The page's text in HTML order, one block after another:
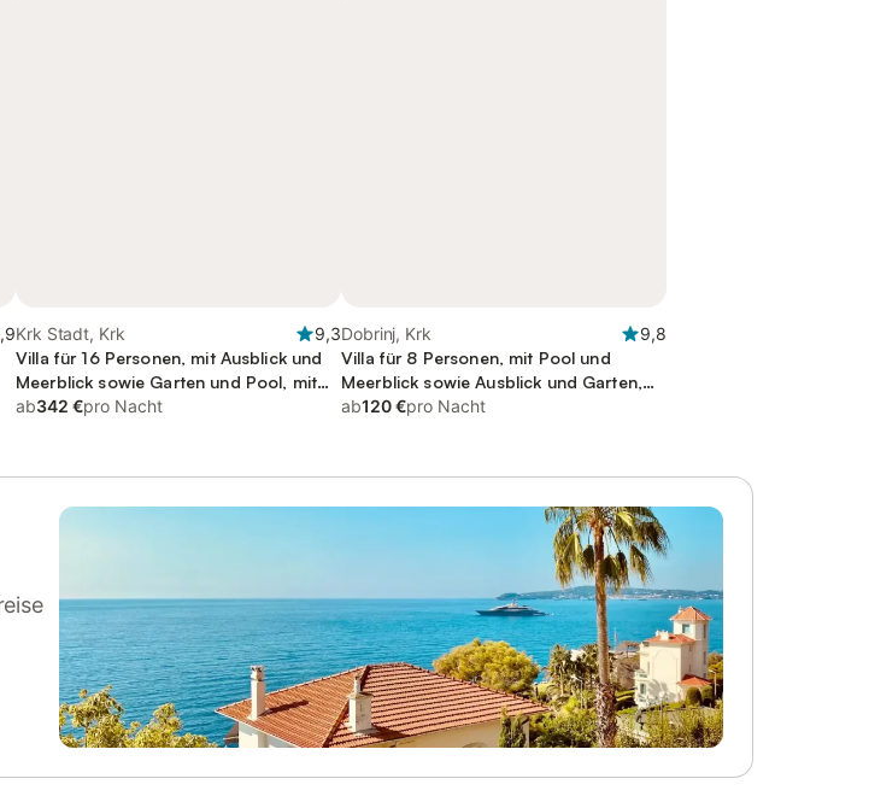
Krk Stadt, Krk
9,3
Villa für 16 Personen, mit Ausblick und
Meerblick sowie Garten und Pool, mit
Haustier
ab342 €pro Nacht
Dobrinj, Krk
9,8
Villa für 8 Personen, mit Pool und
Meerblick sowie Ausblick und Garten,
mit Haustier
ab120 €pro Nacht